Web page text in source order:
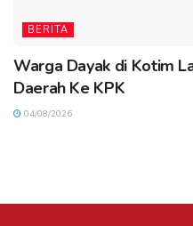
BERITA
Warga Dayak di Kotim
Daerah Ke KPK
04/08/2026